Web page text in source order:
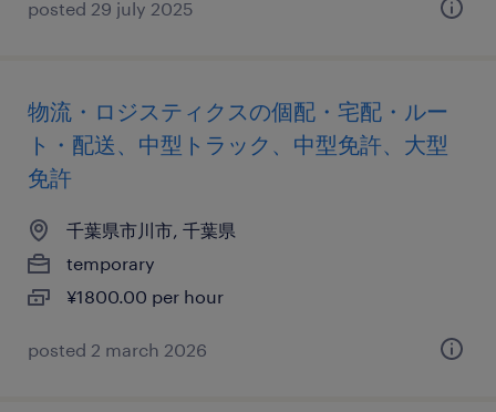
posted 29 july 2025
物流・ロジスティクスの個配・宅配・ルー
ト・配送、中型トラック、中型免許、大型
免許
千葉県市川市, 千葉県
temporary
¥1800.00 per hour
posted 2 march 2026